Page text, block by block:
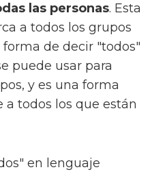
las personas. Esta
a todos los grupos
de decir "todos"
puede usar para
y es una forma
a todos los que están
en lenguaje